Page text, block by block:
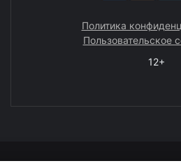
Политика
Пользовательское
12+